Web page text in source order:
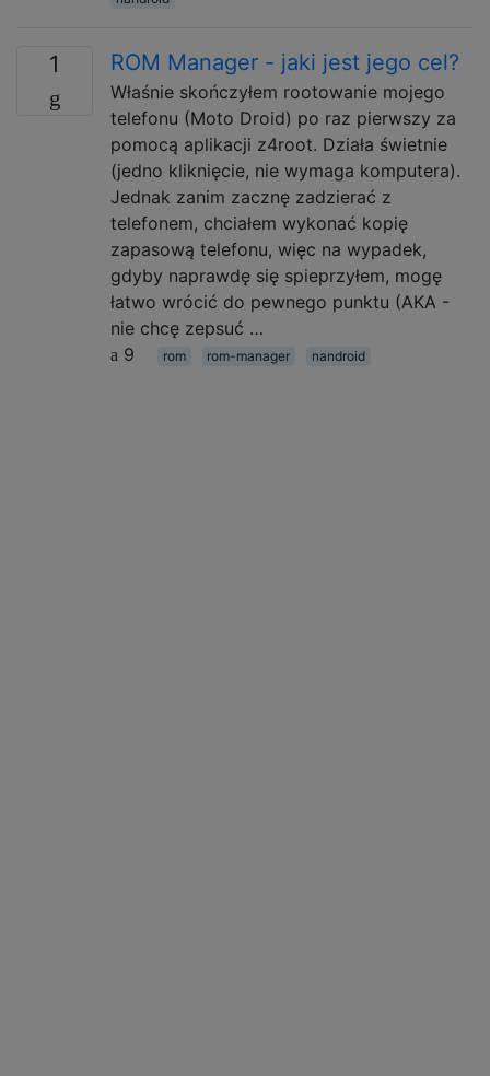
1 ROM Manager - jaki jest jego cel?
Właśnie skończyłem rootowanie mojego
telefonu (Moto Droid) po raz pierwszy za
pomocą aplikacji z4root. Działa świetnie
(jedno kliknięcie, nie wymaga komputera).
Jednak zanim zacznę zadzierać z
telefonem, chciałem wykonać kopię
zapasową telefonu, więc na wypadek,
gdyby naprawdę się spieprzyłem, mogę
łatwo wrócić do pewnego punktu (AKA -
nie chcę zepsuć …
9
rom rom-manager nandroid